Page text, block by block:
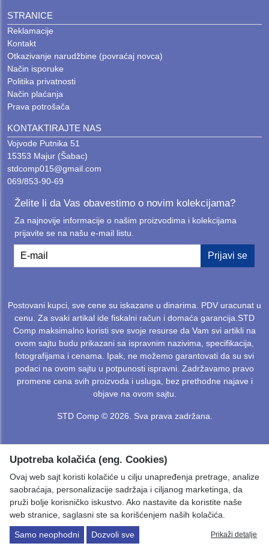
STRANICE
Reklamacije
Kontakt
Otkazivanje narudžbine (povraćaj novca)
Način isporuke
Politika privatnosti
Način plaćanja
Prava potrošača
KONTAKTIRAJTE NAS
Vojvode Putnika 51
15353 Majur (Šabac)
stdcomp015@gmail.com
069/853-90-69
Želite li da Vas obavestimo o novim kolekcijama?
Za najnovije informacije o našim proizvodima i kolekcijama
prijavite se na našu e-mail listu.
E-mail
Prijavi se
Postovani kupci, sve cene su iskazane u dinarima. PDV uracunat u
cenu. Za svaki artikal ide fiskalni račun i domaća garancija.STD
Comp maksimalno koristi sve svoje resurse da Vam svi artikli na
ovom sajtu budu prikazani sa ispravnim nazivima, specifikacija,
fotografijama i cenama. Ipak, ne možemo garantovati da su svi
podaci na ovom sajtu u potpunosti ispravni. Zadržavamo pravo
promene cena svih proizvoda i usluga, bez prethodne najave i
objave na ovom sajtu.
STD Comp © 2026. Sva prava zadržana.
Upotreba kolačića (eng. Cookies)
Ovaj web sajt koristi kolačiće u cilju unapređenja pretrage, analize
saobraćaja, personalizacije sadržaja i ciljanog marketinga, da
pruži bolje korisničko iskustvo. Ako nastavite da koristite naše
web stranice, saglasni ste sa korišćenjem naših kolačića.
Samo neophodni Dozvoli sve Prikaži detalje